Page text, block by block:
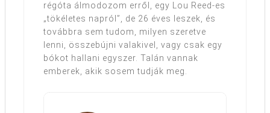
régóta álmodozom erről, egy Lou Reed-es
„tökéletes napról”, de 26 éves leszek, és
továbbra sem tudom, milyen szeretve
lenni, összebújni valakivel, vagy csak egy
bókot hallani egyszer. Talán vannak
emberek, akik sosem tudják meg.